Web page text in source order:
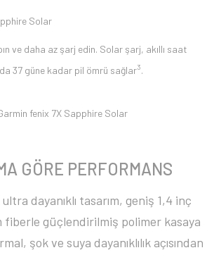
ve daha az şarj edin. Solar şarj, akıllı saat
37 güne kadar pil ömrü sağlar3.
GÖRE PERFORMANS
dayanıklı tasarım, geniş 1,4 inç
fiberle güçlendirilmiş polimer kasaya
şok ve suya dayanıklılık açısından